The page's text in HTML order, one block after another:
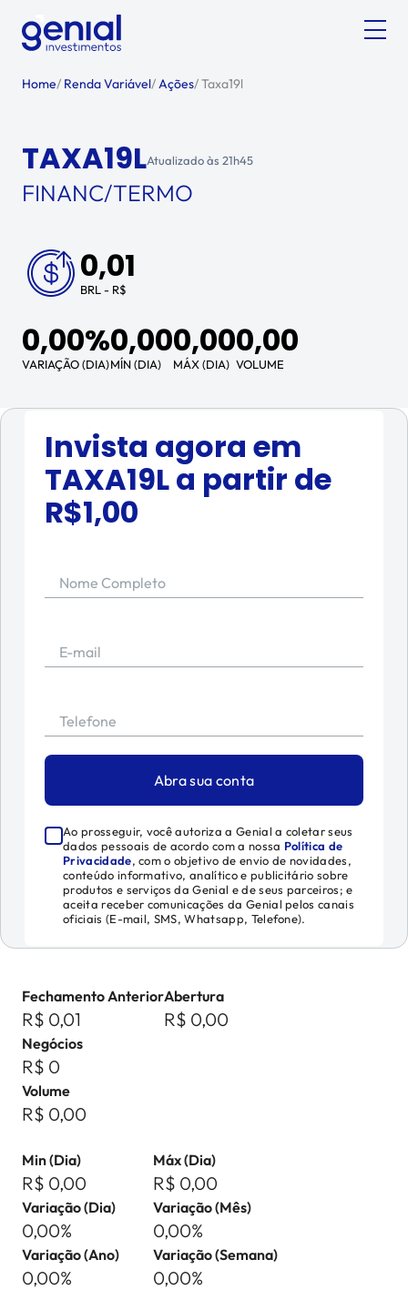
Home/ Renda Variável/Ações/Taxa19l
TAXA19LAtualizado às 21h45
FINANC/TERMO
0,01
BRL - R$
0,00%
VARIAÇÃO (DIA)
0,00
MÍN (DIA)
0,00
MÁX (DIA)
0,00
VOLUME
Invista agora em
TAXA19La partir de
R$1,00
Nome Completo
E-mail
Telefone
Abra sua conta
Ao prosseguir, você autoriza a Genial a coletar seus
dados pessoais de acordo com a nossa Política de
Privacidade, com o objetivo de envio de novidades,
conteúdo informativo, analítico e publicitário sobre
produtos e serviços da Genial e de seus parceiros; e
aceita receber comunicações da Genial pelos canais
oficiais (E-mail, SMS, Whatsapp, Telefone).
Fechamento Anterior
R$ 0,01
Abertura
R$ 0,00
Negócios
R$ 0
Volume
R$ 0,00
Min (Dia)
R$ 0,00
Máx (Dia)
R$ 0,00
Variação (Dia)
0,00%
Variação (Mês)
0,00%
Variação (Ano)
0,00%
Variação (Semana)
0,00%